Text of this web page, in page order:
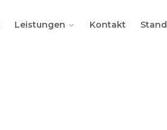
Leistungen Kontakt